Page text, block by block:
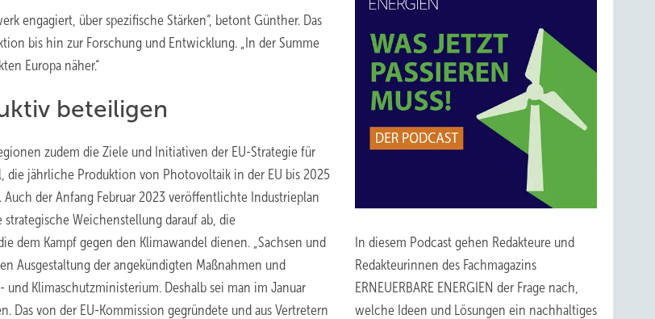
engagiert, über spezifische Stärken“, betont Günther. Das
bis hin zur Forschung und Entwicklung. „In der Summe
Europa näher.“
beteiligen
zudem die Ziele und Initiativen der EU-Strategie für
die jährliche Produktion von Photovoltaik in der EU bis 2025
der Anfang Februar 2023 veröffentlichte Industrieplan
Weichenstellung darauf ab, die
dem Kampf gegen den Klimawandel dienen. „Sachsen und
Ausgestaltung der angekündigten Maßnahmen und
und Klimaschutzministerium. Deshalb sei man im Januar
Das von der EU-Kommission gegründete und aus Vertretern
In diesem Podcast gehen Redakteure und
Redakteurinnen des Fachmagazins
ERNEUERBARE ENERGIEN der Frage nach,
welche Ideen und Lösungen ein nachhaltiges